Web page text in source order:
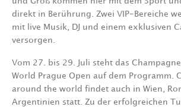
direkt in Berührung. Zwei VIP-Bereiche
mit live Musik, DJ und einem exklusiven
versorgen.
Vom 27. bis 29. Juli steht das
World Prague Open auf dem Programm.
around the world findet auch in Wien,
Argentinien statt. Zu der erfolgreichen